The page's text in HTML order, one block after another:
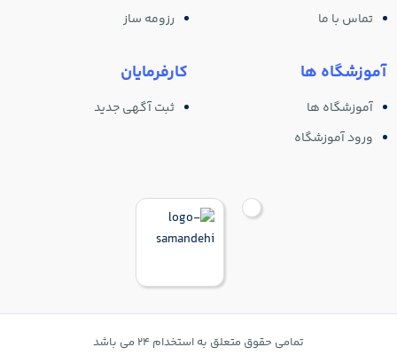
تماس با ما
آموزشگاه ها
آموزشگاه ها
ورود آموزشگاه
رزومه ساز
کارفرمایان
ثبت آگهی جدید
تمامی حقوق متعلق به استخدام 24 می باشد